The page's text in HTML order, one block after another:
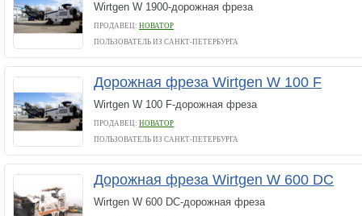
Wirtgen W 1900-дорожная фреза
ПРОДАВЕЦ: НОВАТОР
ПОЛЬЗОВАТЕЛЬ ИЗ САНКТ-ПЕТЕРБУРГА
Дорожная фреза Wirtgen W 100 F
Wirtgen W 100 F-дорожная фреза
ПРОДАВЕЦ: НОВАТОР
ПОЛЬЗОВАТЕЛЬ ИЗ САНКТ-ПЕТЕРБУРГА
Дорожная фреза Wirtgen W 600 DC
Wirtgen W 600 DC-дорожная фреза